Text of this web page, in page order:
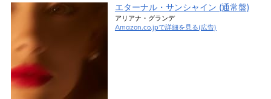
エターナル・サンシャイン (通常盤)
アリアナ・グランデ
Amazon.co.jpで詳細を見る(広告)